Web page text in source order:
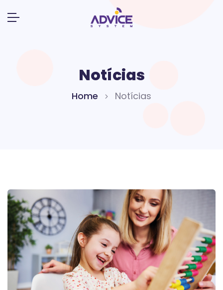
Notícias
Home Notícias